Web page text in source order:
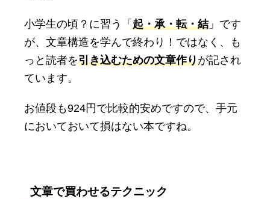
小学生の頃？に習う「 起・承・転・結 」です
が、文章構造を学んで終わり！ではなく、も
っと読者を引き込むための文章作りが記され
ています。
お値段も924円で比較的安めですので、手元
においておいて損はない本ですね。
文章で買わせるテクニック